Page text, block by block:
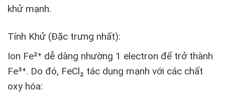
khử mạnh.
Tính Khử (Đặc trưng nhất):
Ion Fe²⁺ dễ dàng nhường 1 electron để trở thành
Fe³⁺. Do đó, FeCl₂ tác dụng mạnh với các chất
oxy hóa: